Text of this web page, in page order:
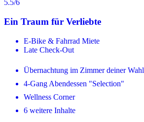
5.5/6
Ein Traum für Verliebte
E-Bike & Fahrrad Miete
Late Check-Out
Übernachtung im Zimmer deiner Wahl
4-Gang Abendessen "Selection"
Wellness Corner
6 weitere Inhalte